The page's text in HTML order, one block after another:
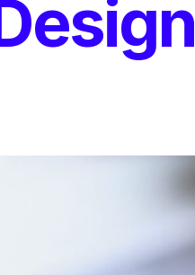
Design